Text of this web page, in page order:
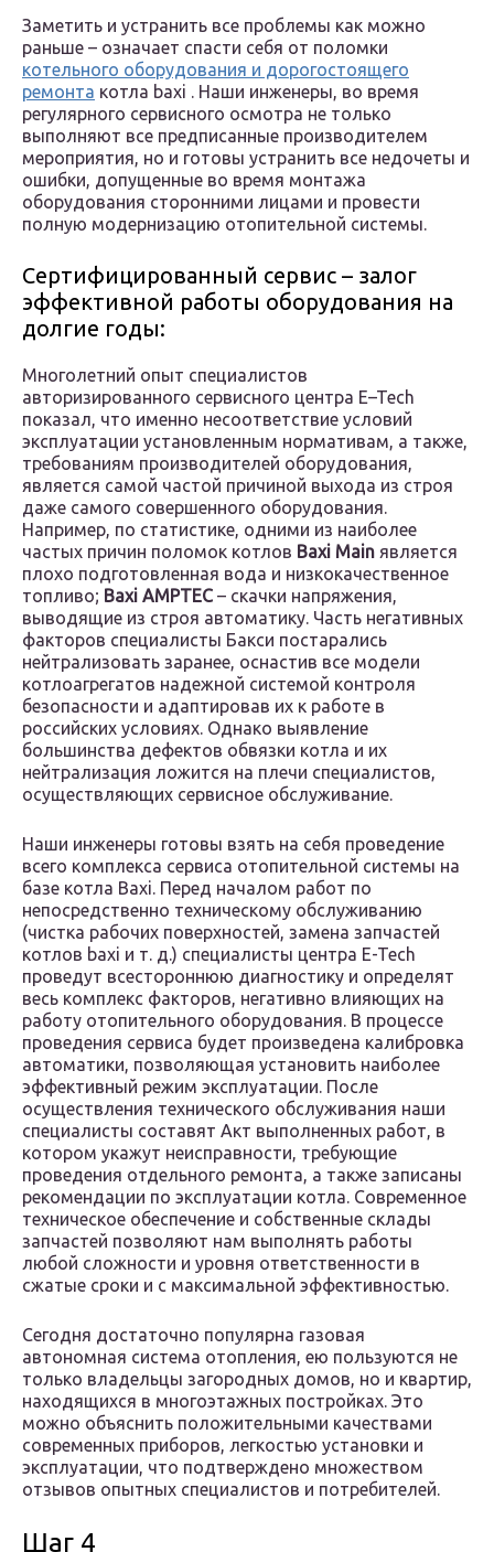
Заметить и устранить все проблемы как можно
раньше – означает спасти себя от поломки
котельного оборудования и дорогостоящего
ремонта котла baxi . Наши инженеры, во время
регулярного сервисного осмотра не только
выполняют все предписанные производителем
мероприятия, но и готовы устранить все недочеты и
ошибки, допущенные во время монтажа
оборудования сторонними лицами и провести
полную модернизацию отопительной системы.
Сертифицированный сервис – залог
эффективной работы оборудования на
долгие годы:
Многолетний опыт специалистов
авторизированного сервисного центра E–Tech
показал, что именно несоответствие условий
эксплуатации установленным нормативам, а также,
требованиям производителей оборудования,
является самой частой причиной выхода из строя
даже самого совершенного оборудования.
Например, по статистике, одними из наиболее
частых причин поломок котлов Baxi Main является
плохо подготовленная вода и низкокачественное
топливо; Baxi AMPTEC – скачки напряжения,
выводящие из строя автоматику. Часть негативных
факторов специалисты Бакси постарались
нейтрализовать заранее, оснастив все модели
котлоагрегатов надежной системой контроля
безопасности и адаптировав их к работе в
российских условиях. Однако выявление
большинства дефектов обвязки котла и их
нейтрализация ложится на плечи специалистов,
осуществляющих сервисное обслуживание.
Наши инженеры готовы взять на себя проведение
всего комплекса сервиса отопительной системы на
базе котла Baxi. Перед началом работ по
непосредственно техническому обслуживанию
(чистка рабочих поверхностей, замена запчастей
котлов baxi и т. д.) специалисты центра E-Tech
проведут всестороннюю диагностику и определят
весь комплекс факторов, негативно влияющих на
работу отопительного оборудования. В процессе
проведения сервиса будет произведена калибровка
автоматики, позволяющая установить наиболее
эффективный режим эксплуатации. После
осуществления технического обслуживания наши
специалисты составят Акт выполненных работ, в
котором укажут неисправности, требующие
проведения отдельного ремонта, а также записаны
рекомендации по эксплуатации котла. Современное
техническое обеспечение и собственные склады
запчастей позволяют нам выполнять работы
любой сложности и уровня ответственности в
сжатые сроки и с максимальной эффективностью.
Сегодня достаточно популярна газовая
автономная система отопления, ею пользуются не
только владельцы загородных домов, но и квартир,
находящихся в многоэтажных постройках. Это
можно объяснить положительными качествами
современных приборов, легкостью установки и
эксплуатации, что подтверждено множеством
отзывов опытных специалистов и потребителей.
Шаг 4